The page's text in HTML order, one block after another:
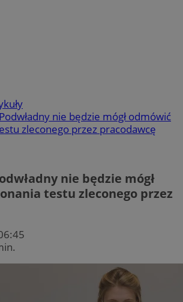
nie będzie mógł odmówić
zleconego przez pracodawcę
nie będzie mógł
testu zleconego przez